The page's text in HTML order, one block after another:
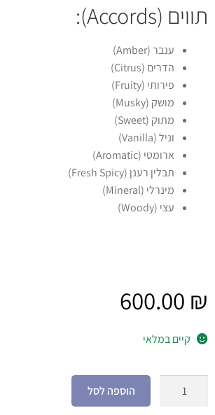
תווים (Accords):
ענבר (Amber)
הדרים (Citrus)
פירותי (Fruity)
מושק (Musky)
מתוק (Sweet)
וניל (Vanilla)
ארומטי (Aromatic)
תבלין רענן (Fresh Spicy)
מינרלי (Mineral)
עצי (Woody)
600.00 ₪
קיים במלאי
הוספה לסל